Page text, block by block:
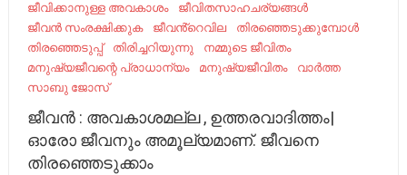
ജീവിക്കാനുള്ള അവകാശം
ജീവിതസാഹചര്യങ്ങൾ
ജീവൻ സംരക്ഷിക്കുക
ജീവൻ്റെവില
തിരഞ്ഞെടുക്കുമ്പോൾ
തിരഞ്ഞെടുപ്പ്
തിരിച്ചറിയുന്നു
നമ്മുടെ ജീവിതം
മനുഷ്യജീവന്റെ പ്രാധാന്യം
മനുഷ്യജീവിതം
വാർത്ത
സാബു ജോസ്
ജീവൻ : അവകാശമല്ല , ഉത്തരവാദിത്തം|
ഓരോ ജീവനും അമൂല്യമാണ്. ജീവനെ
തിരഞ്ഞെടുക്കാം